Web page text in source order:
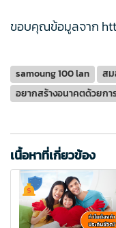
ขอบคุณข้อมูลจาก
samoung 100 lan
สม
อยากสร้างอนาคตด้วยกา
เนื้อหาที่เกี่ยวข้อง